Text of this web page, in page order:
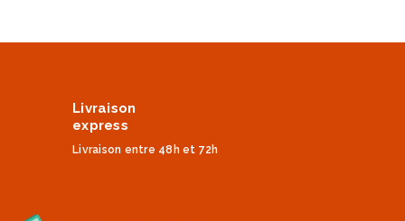
Livraison
express
Livraison entre 48h et 72h